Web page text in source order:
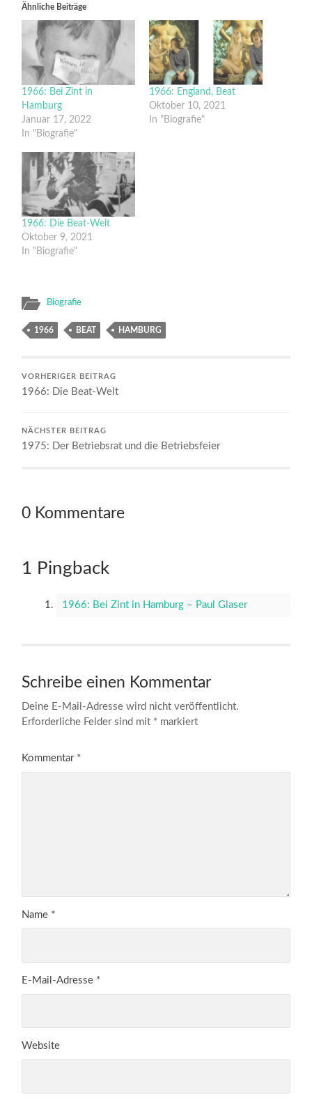
Ähnliche Beiträge
1966: Bei Zint in
Hamburg
Januar 17, 2022
In "Biografie"
1966: England, Beat
Oktober 10, 2021
In "Biografie"
1966: Die Beat-Welt
Oktober 9, 2021
In "Biografie"
Biografie
1966 BEAT HAMBURG
VORHERIGER BEITRAG
1966: Die Beat-Welt
NÄCHSTER BEITRAG
1975: Der Betriebsrat und die Betriebsfeier
0 Kommentare
1 Pingback
1966: Bei Zint in Hamburg – Paul Glaser
Schreibe einen Kommentar
Deine E-Mail-Adresse wird nicht veröffentlicht.
Erforderliche Felder sind mit * markiert
Kommentar *
Name *
E-Mail-Adresse *
Website